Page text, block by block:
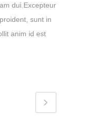
dui.Excepteur
sunt in
anim id est